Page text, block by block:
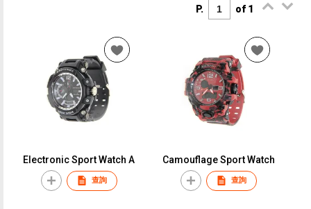
P. of 1
Electronic Sport Watch A
查詢
Camouflage Sport Watch
查詢